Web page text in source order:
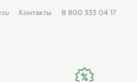
Контакты 8 800 333 04 17